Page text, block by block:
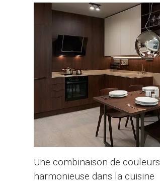
Une combinaison de couleurs
harmonieuse dans la cuisine